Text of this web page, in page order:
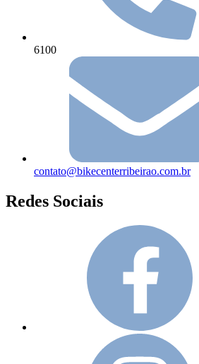
6100
contato@bikecenterribeirao.com.br
Redes Sociais